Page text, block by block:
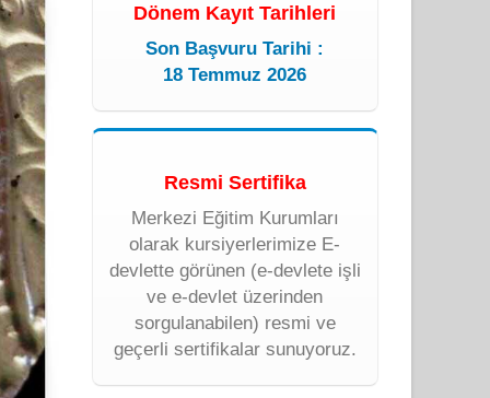
Dönem Kayıt Tarihleri
Son Başvuru Tarihi :
18 Temmuz 2026
Resmi Sertifika
Merkezi Eğitim Kurumları
olarak kursiyerlerimize E-
devlette görünen (e-devlete işli
ve e-devlet üzerinden
sorgulanabilen) resmi ve
geçerli sertifikalar sunuyoruz.